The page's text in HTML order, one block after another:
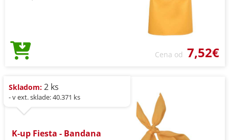
Cena od 7,52€
Skladom: 2 ks
- v ext. sklade: 40.371 ks
K-up Fiesta - Bandana